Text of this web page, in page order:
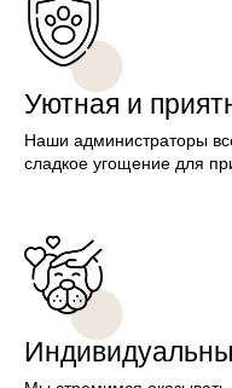
Уютная и
Наши администраторы
сладкое угощение для